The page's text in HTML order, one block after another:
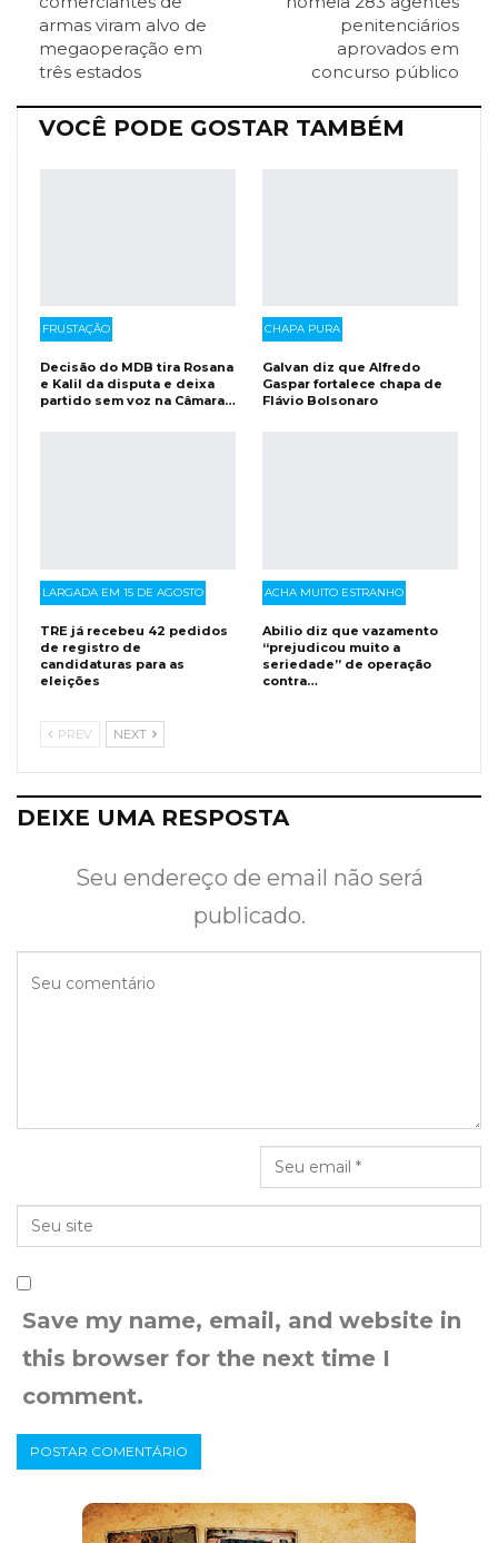
Facebook Messenger O email
armas viram alvo de
megaoperação em
três estados
penitenciários
aprovados em
concurso público
VOCÊ PODE GOSTAR TAMBÉM
FRUSTAÇÃO
Decisão do MDB tira Rosana
e Kalil da disputa e deixa
partido sem voz na Câmara…
CHAPA PURA
Galvan diz que Alfredo
Gaspar fortalece chapa de
Flávio Bolsonaro
LARGADA EM 15 DE AGOSTO
TRE já recebeu 42 pedidos
de registro de
candidaturas para as
eleições
ACHA MUITO ESTRANHO
Abilio diz que vazamento
“prejudicou muito a
seriedade” de operação
contra…
PREV NEXT
DEIXE UMA RESPOSTA
Seu endereço de email não será
publicado.
Save my name, email, and website in
this browser for the next time I
comment.